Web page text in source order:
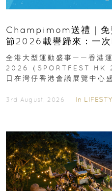
Champimom送禮｜免
節2026載譽歸來：一
動、街舞比賽＋逾百運
全港大型運動盛事——香港
2026（SPORTFEST HK
日在灣仔香港會議展覽中心
3rd August, 2026 ｜ In